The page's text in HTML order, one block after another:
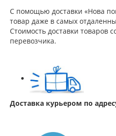
С помощью доставки «Нова
товар даже в самых
Стоимость доставки товаров
перевозчика.
Доставка курьером по